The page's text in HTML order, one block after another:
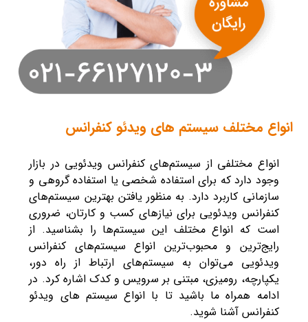
انواع مختلف سیستم های ویدئو کنفرانس
انواع مختلفی از سیستم‌های کنفرانس ویدئویی در بازار
وجود دارد که برای استفاده شخصی یا استفاده گروهی و
سازمانی کاربرد دارد. به منظور یافتن بهترین سیستم‌های
کنفرانس ویدئویی برای نیازهای کسب و کارتان، ضروری
است که انواع مختلف این سیستم‌ها را بشناسید. از
رایج‌ترین و محبوب‌ترین انواع سیستم‌های کنفرانس
ویدئویی می‌توان به سیستم‌های ارتباط از راه دور،
یکپارچه، رومیزی، مبتنی بر سرویس و کدک اشاره کرد. در
ادامه همراه ما باشید تا با انواع سیستم های ویدئو
کنفرانس آشنا شوید.